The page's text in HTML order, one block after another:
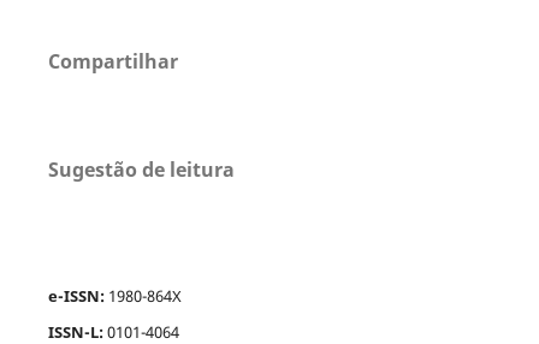
Compartilhar
Sugestão de leitura
e-ISSN: 1980-864X
ISSN-L:0101-4064